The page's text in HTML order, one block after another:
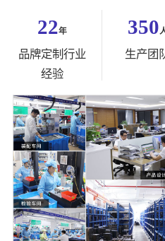
22年
品牌定制行业
经验
350
生产团
5000+
塑料模具
温州2家+
家生产